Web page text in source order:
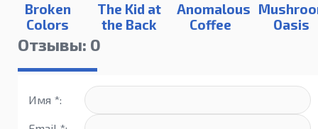
Broken
Colors
The Kid at
the Back
Anomalous
Coffee
Oasis
Отзывы: 0
Имя *: